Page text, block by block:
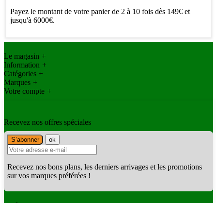
Payez le montant de votre panier de 2 à 10 fois dès 149€ et
jusqu'à 6000€.
Le magasin +
Information +
Catégories +
Marques +
Votre compte +
Recevez nos offres spéciales
Recevez nos bons plans, les derniers arrivages et les promotions
sur vos marques préférées !